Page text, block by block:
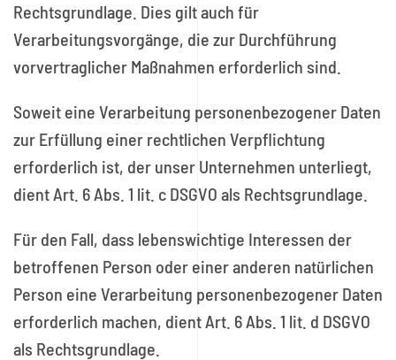
Rechtsgrundlage. Dies gilt auch für
Verarbeitungsvorgänge, die zur Durchführung
vorvertraglicher Maßnahmen erforderlich sind.
Soweit eine Verarbeitung personenbezogener Daten
zur Erfüllung einer rechtlichen Verpflichtung
erforderlich ist, der unser Unternehmen unterliegt,
dient Art. 6 Abs. 1 lit. c DSGVO als Rechtsgrundlage.
Für den Fall, dass lebenswichtige Interessen der
betroffenen Person oder einer anderen natürlichen
Person eine Verarbeitung personenbezogener Daten
erforderlich machen, dient Art. 6 Abs. 1 lit. d DSGVO
als Rechtsgrundlage.